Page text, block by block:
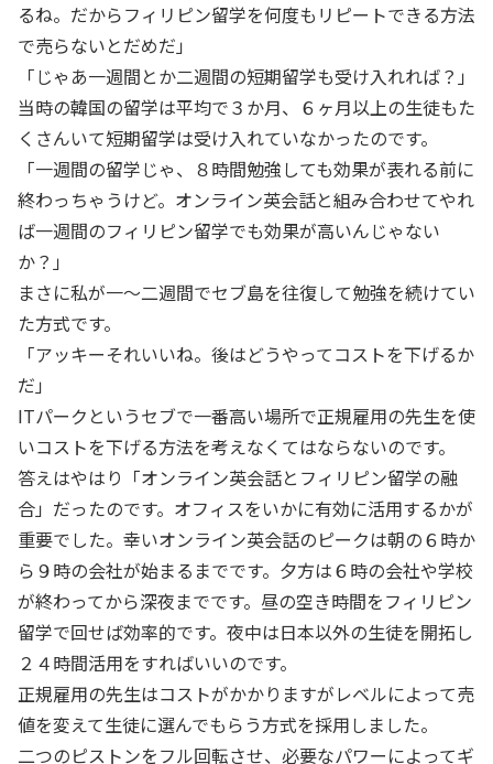
るね。だからフィリピン留学を何度もリピートできる方法
で売らないとだめだ」
「じゃあ一週間とか二週間の短期留学も受け入れれば？」
当時の韓国の留学は平均で３か月、６ヶ月以上の生徒もた
くさんいて短期留学は受け入れていなかったのです。
「一週間の留学じゃ、８時間勉強しても効果が表れる前に
終わっちゃうけど。オンライン英会話と組み合わせてやれ
ば一週間のフィリピン留学でも効果が高いんじゃない
か？」
まさに私が一～二週間でセブ島を往復して勉強を続けてい
た方式です。
「アッキーそれいいね。後はどうやってコストを下げるか
だ」
ITパークというセブで一番高い場所で正規雇用の先生を使
いコストを下げる方法を考えなくてはならないのです。
答えはやはり「オンライン英会話とフィリピン留学の融
合」だったのです。オフィスをいかに有効に活用するかが
重要でした。幸いオンライン英会話のピークは朝の６時か
ら９時の会社が始まるまでです。夕方は６時の会社や学校
が終わってから深夜までです。昼の空き時間をフィリピン
留学で回せば効率的です。夜中は日本以外の生徒を開拓し
２４時間活用をすればいいのです。
正規雇用の先生はコストがかかりますがレベルによって売
値を変えて生徒に選んでもらう方式を採用しました。
二つのピストンをフル回転させ、必要なパワーによってギ